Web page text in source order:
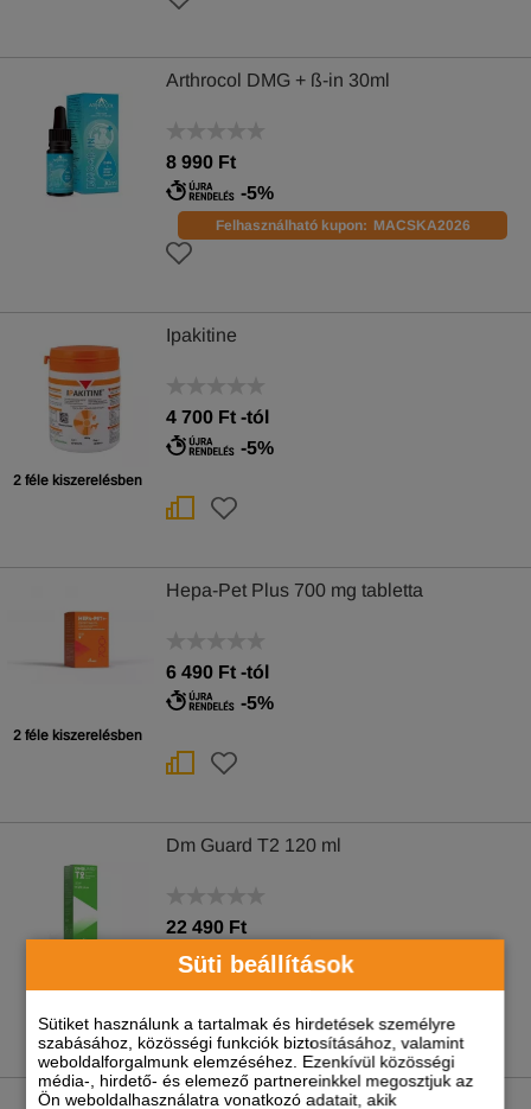
Süti beállítások
Sütiket használunk a tartalmak és hirdetések személyre
szabásához, közösségi funkciók biztosításához, valamint
weboldalforgalmunk elemzéséhez. Ezenkívül közösségi
média-, hirdető- és elemező partnereinkkel megosztjuk az
Ön weboldalhasználatra vonatkozó adatait, akik
Arthrocol DMG + ß-in 30ml
8 990 Ft
-5%
Felhasználható kupon: MACSKA2026
2 féle kiszerelésben
Ipakitine
4 700 Ft -tól
-5%
2 féle kiszerelésben
Hepa-Pet Plus 700 mg tabletta
6 490 Ft -tól
-5%
Dm Guard T2 120 ml
22 490 Ft
-5%
Endia paszta